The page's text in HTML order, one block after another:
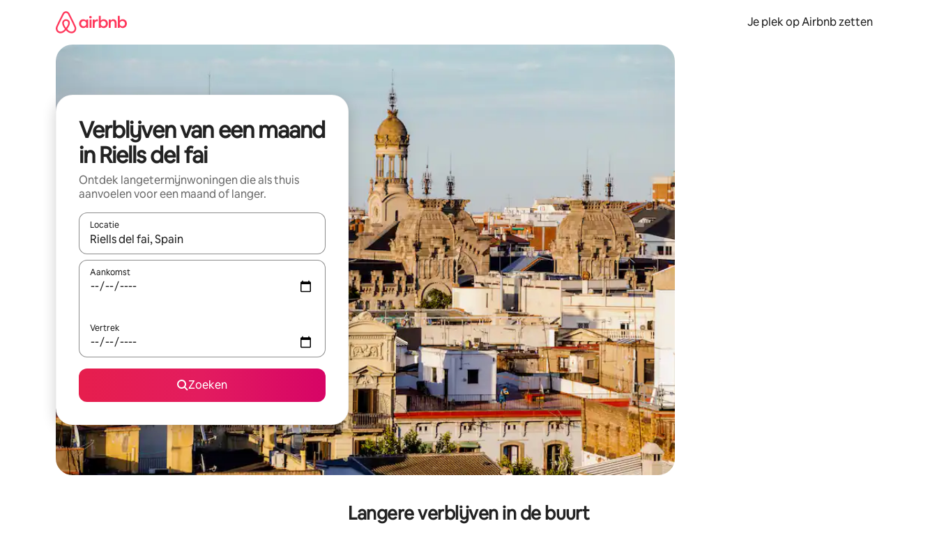
Je plek op Airbnb zetten
Verblijven van een maand
in Riells del fai
Ontdek langetermijnwoningen die als thuis
aanvoelen voor een maand of langer.
Locatie
Wanneer er resultaten beschikbaar zijn, maak je een keuze met je de pijltjestoetsen omhoog en omlaag, óf door te tikken of swipen.
Aankomst
Vertrek
Zoeken
Langere verblijven in de buurt